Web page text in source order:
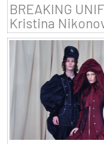
BREAKING
Kristina